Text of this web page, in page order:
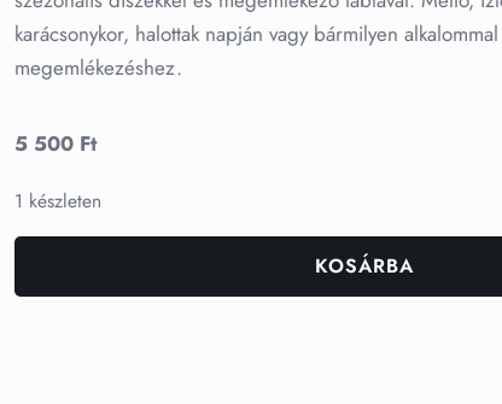
karácsonykor, halottak napján vagy bármilyen
megemlékezéshez.
5 500 Ft
1 készleten
KOSÁRBA